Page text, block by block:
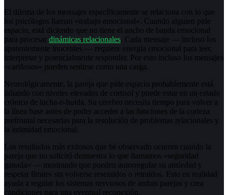
El dilema de los mensajes específicamente se relaciona con lo que
los psicólogos llaman «trabajo emocional». Cuando alguien pide
espacio, está diciendo que no tiene el ancho de banda emocional
para procesar dinámicas relacionales . Cada mensaje — incluso los
aparentemente inocentes — requiere energía emocional para leer,
interpretar y potencialmente responder. Por esto incluso los mensajes
«cariñosos» pueden sentirse como una carga.
Neurológicamente, la pareja que pide espacio probablemente está
lidiando con niveles elevados de cortisol y puede estar en un estado
crónico de lucha-o-huida. Su cerebro necesita tiempo para volver a
la línea base antes de poder acceder a las funciones de la corteza
prefrontal necesarias para la resolución de problemas relacionales y
la intimidad emocional.
Los resultados más exitosos que he observado ocurren cuando la
pareja que no solicitó demuestra lo que llamamos «seguridad
ganada» — mostrando que pueden autorregular su ansiedad y
respetar límites sin volverse resentidos o retraídos. Esto en realidad
ayuda a regular los sistemas nerviosos de ambas parejas y crea
condiciones para una eventual reconexión.